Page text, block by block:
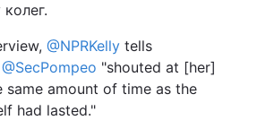
@NPRKelly tells
@SecPompeo "shouted at [her]
amount of time as the
had lasted."